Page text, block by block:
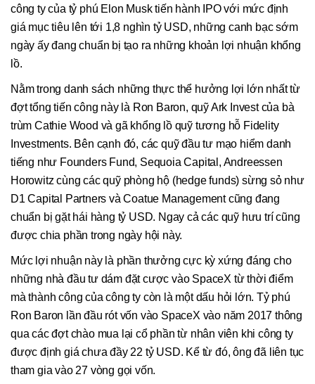
công ty của tỷ phú Elon Musk tiến hành IPO với mức định
giá mục tiêu lên tới 1,8 nghìn tỷ USD, những canh bạc sớm
ngày ấy đang chuẩn bị tạo ra những khoản lợi nhuận khổng
lồ.
Nằm trong danh sách những thực thể hưởng lợi lớn nhất từ
đợt tổng tiến công này là Ron Baron, quỹ Ark Invest của bà
trùm Cathie Wood và gã khổng lồ quỹ tương hỗ Fidelity
Investments. Bên cạnh đó, các quỹ đầu tư mạo hiểm danh
tiếng như Founders Fund, Sequoia Capital, Andreessen
Horowitz cùng các quỹ phòng hộ (hedge funds) sừng sỏ như
D1 Capital Partners và Coatue Management cũng đang
chuẩn bị gặt hái hàng tỷ USD. Ngay cả các quỹ hưu trí cũng
được chia phần trong ngày hội này.
Mức lợi nhuận này là phần thưởng cực kỳ xứng đáng cho
những nhà đầu tư dám đặt cược vào SpaceX từ thời điểm
mà thành công của công ty còn là một dấu hỏi lớn. Tỷ phú
Ron Baron lần đầu rót vốn vào SpaceX vào năm 2017 thông
qua các đợt chào mua lại cổ phần từ nhân viên khi công ty
được định giá chưa đầy 22 tỷ USD. Kể từ đó, ông đã liên tục
tham gia vào 27 vòng gọi vốn.